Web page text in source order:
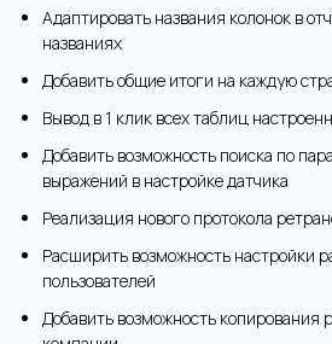
Адаптировать названия колонок в
названиях
Добавить общие итоги на каждую
Вывод в 1 клик всех таблиц
Добавить возможность поиска по
выражений в настройке датчика
Реализация нового протокола
Расширить возможность настройки
пользователей
Добавить возможность копирования